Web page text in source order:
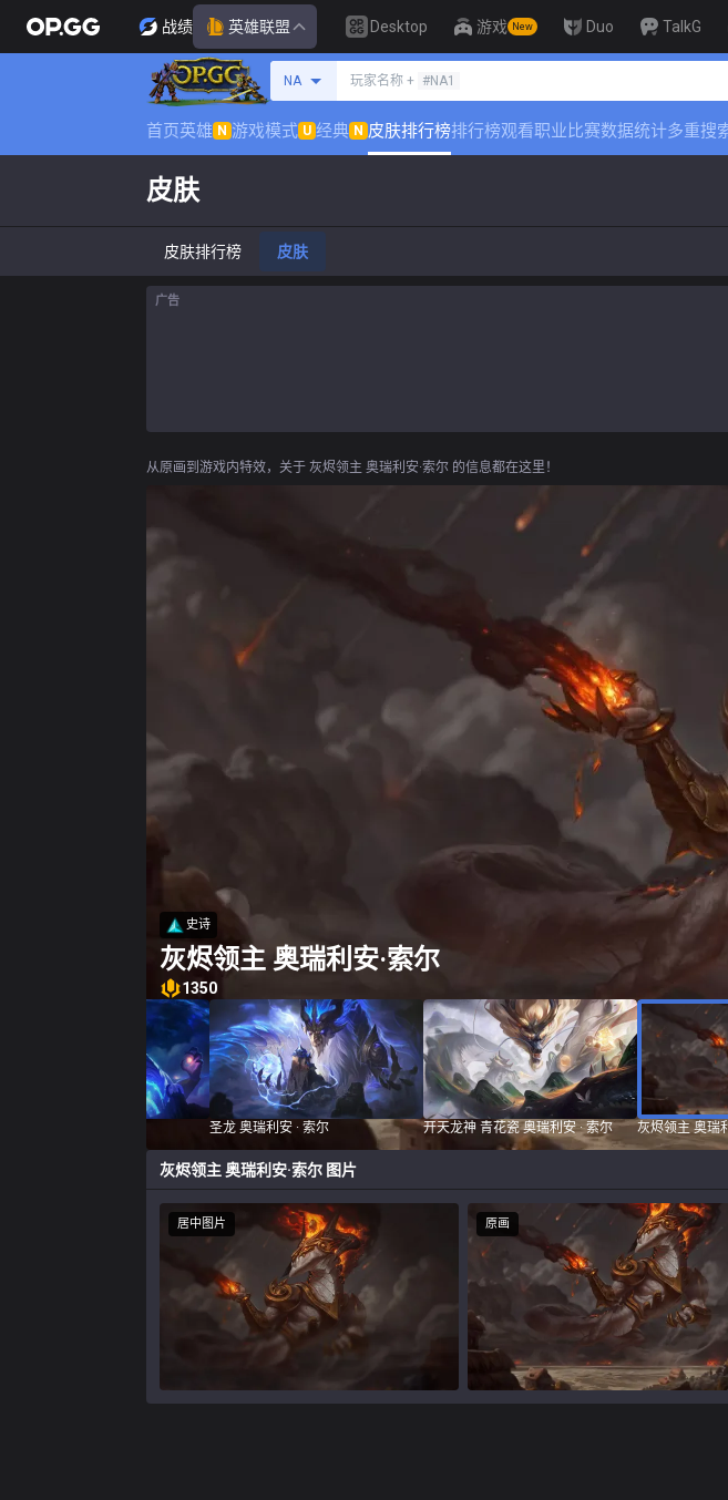
战绩 英雄联盟 Desktop 游戏 New Duo TalkG
NA
搜索召唤师
玩家名称 + #NA1
首页英雄 N 游戏模式 U 经典 N 皮肤排行榜排行榜观看职业比赛数据统计多重搜
皮肤
皮肤排行榜 皮肤
广告
从原画到游戏内特效，关于 灰烬领主 奥瑞利安·索尔 的信息都在这里！
史诗
灰烬领主 奥瑞利安·索尔
1350
圣龙 奥瑞利安 · 索尔 开天龙神 青花瓷 奥瑞利安 · 索尔 灰烬领主 奥瑞
灰烬领主 奥瑞利安·索尔 图片
居中图片 原画